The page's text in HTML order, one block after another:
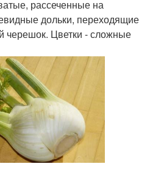
рассеченные на
дольки, переходящие
черешок. Цветки - сложные